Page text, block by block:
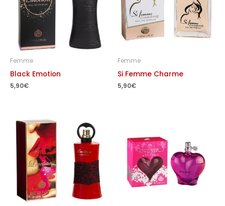
Femme
Black Emotion
5,90€
Femme
Si Femme Charme
5,90€